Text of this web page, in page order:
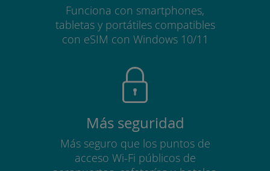
Funciona con smartphones,
tabletas y portátiles compatibles
con eSIM con Windows 10/11
Más seguridad
Más seguro que los puntos de
acceso Wi-Fi públicos de